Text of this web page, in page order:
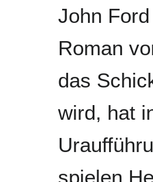
John
Roman
das
wird, hat
spielen